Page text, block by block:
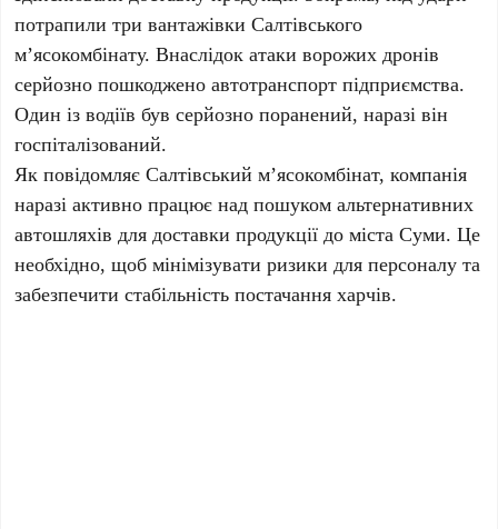
потрапили три вантажівки Салтівського
м’ясокомбінату. Внаслідок атаки ворожих дронів
серйозно пошкоджено автотранспорт підприємства.
Один із водіїв був серйозно поранений, наразі він
госпіталізований.
Як повідомляє Салтівський м’ясокомбінат, компанія
наразі активно працює над пошуком альтернативних
автошляхів для доставки продукції до міста Суми. Це
необхідно, щоб мінімізувати ризики для персоналу та
забезпечити стабільність постачання харчів.